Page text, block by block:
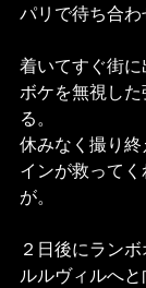
パリで待ち合わ
着いてすぐ街
ボケを無視し
る。
休みなく撮り
インが救って
が。
２日後にラン
ルルヴィルへと